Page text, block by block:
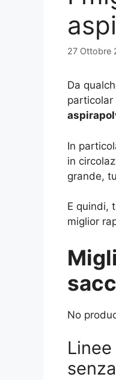
27 Ottobre
Da
particolar
In
in
grande,
E quindi,
miglior
No